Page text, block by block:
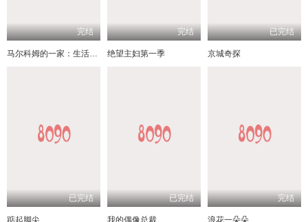
完结
马尔科姆的一家：生活依旧不公
完结
绝望主妇第一季
已完结
京城奇探
已完结
踮起脚尖
已完结
我的偶像总裁
完结
浪花一朵朵